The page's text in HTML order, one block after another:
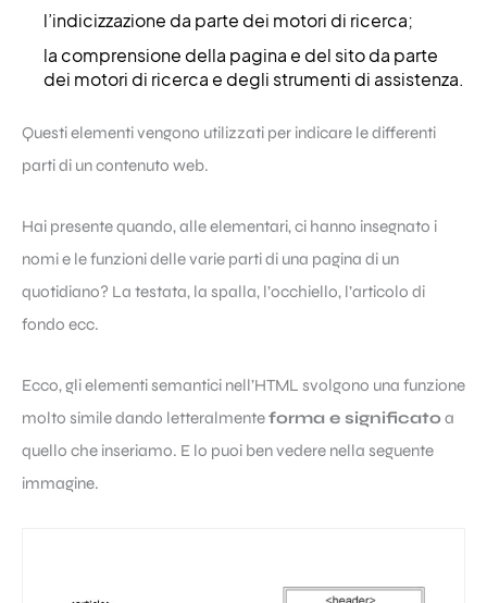
l’indicizzazione da parte dei motori di ricerca;
la comprensione della pagina e del sito da parte
dei motori di ricerca e degli strumenti di assistenza.
Questi elementi vengono utilizzati per indicare le differenti
parti di un contenuto web.
Hai presente quando, alle elementari, ci hanno insegnato i
nomi e le funzioni delle varie parti di una pagina di un
quotidiano? La testata, la spalla, l’occhiello, l’articolo di
fondo ecc.
Ecco, gli elementi semantici nell’HTML svolgono una funzione
molto simile dando letteralmenteforma e significatoa
quello che inseriamo. E lo puoi ben vedere nella seguente
immagine.